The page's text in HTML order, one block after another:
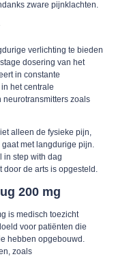
zware pijnklachten.
verlichting te bieden
dosering van het
in constante
het centrale
zoals
alleen de fysieke pijn,
met langdurige pijn.
in step with dag
de arts is opgesteld.
200 mg
is medisch toezicht
voor patiënten die
hebben opgebouwd.
zoals